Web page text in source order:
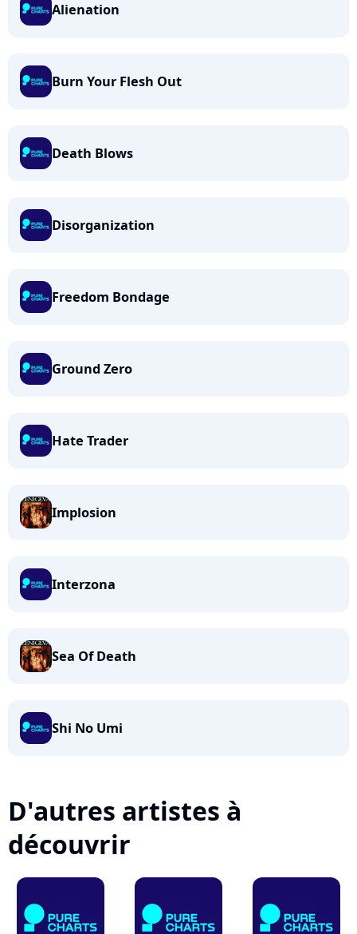
Alienation
Burn Your Flesh Out
Death Blows
Disorganization
Freedom Bondage
Ground Zero
Hate Trader
Implosion
Interzona
Sea Of Death
Shi No Umi
D'autres artistes à
découvrir